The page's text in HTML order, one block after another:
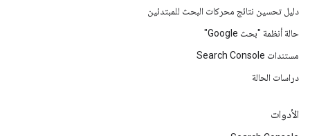
دليل تحسين نتائج محركات البحث للمبتدئين
حالة أنظمة "بحث Google"
مستندات Search Console
دراسات الحالة
الأدوات